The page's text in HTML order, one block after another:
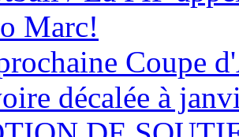
Marc!
Coupe
décalée à